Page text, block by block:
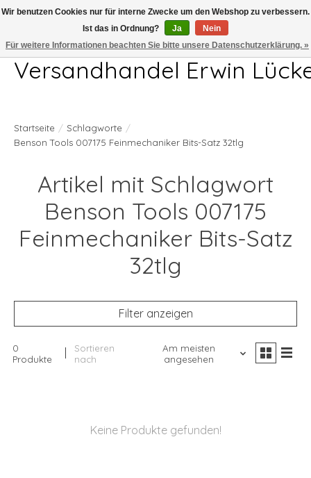
Telefon 04407 715872 MO-DO 7.00-17.00Uhr FR 7.00-13.00Uhr
Versandhandel Erwin
Startseite / Schlagworte /
Benson Tools 007175 Feinmechaniker Bits-Satz 32tlg
Artikel mit Schlagwort
Benson Tools 007175
Feinmechaniker Bits-Satz
32tlg
Filter anzeigen
0
Produkte
Sortieren
nach
Am meisten
angesehen
Keine Produkte gefunden!
Wir benutzen Cookies nur für interne Zwecke um den Webshop zu verbessern.
Ist das in Ordnung?
Ja
Nein
Für weitere Informationen beachten Sie bitte unsere Datenschutzerklärung. »